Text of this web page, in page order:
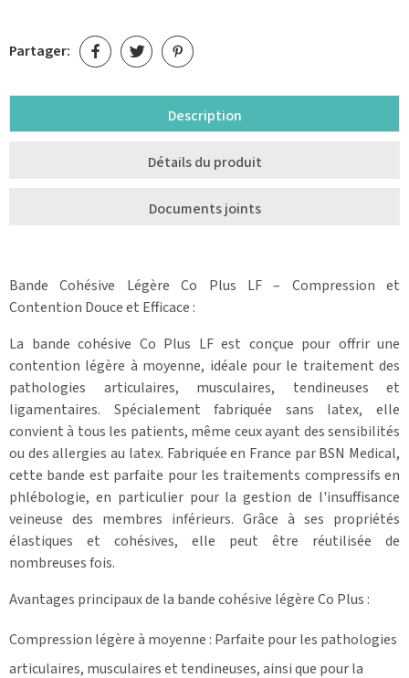
Partager:
Description
Détails du produit
Documents joints
Bande Cohésive Légère Co Plus LF – Compression et
Contention Douce et Efficace :
La bande cohésive Co Plus LF est conçue pour offrir une
contention légère à moyenne, idéale pour le traitement des
pathologies articulaires, musculaires, tendineuses et
ligamentaires. Spécialement fabriquée sans latex, elle
convient à tous les patients, même ceux ayant des sensibilités
ou des allergies au latex. Fabriquée en France par BSN Medical,
cette bande est parfaite pour les traitements compressifs en
phlébologie, en particulier pour la gestion de l'insuffisance
veineuse des membres inférieurs. Grâce à ses propriétés
élastiques et cohésives, elle peut être réutilisée de
nombreuses fois.
Avantages principaux de la bande cohésive légère Co Plus :
Compression légère à moyenne : Parfaite pour les pathologies
articulaires, musculaires et tendineuses, ainsi que pour la